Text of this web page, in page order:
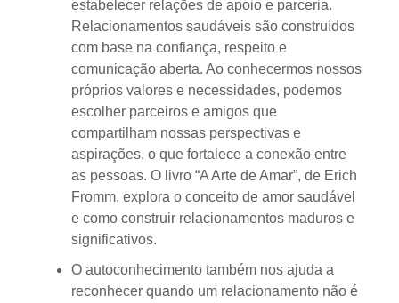
estabelecer relações de apoio e parceria.
Relacionamentos saudáveis são construídos
com base na confiança, respeito e
comunicação aberta. Ao conhecermos nossos
próprios valores e necessidades, podemos
escolher parceiros e amigos que
compartilham nossas perspectivas e
aspirações, o que fortalece a conexão entre
as pessoas. O livro “A Arte de Amar”, de Erich
Fromm, explora o conceito de amor saudável
e como construir relacionamentos maduros e
significativos.
O autoconhecimento também nos ajuda a
reconhecer quando um relacionamento não é